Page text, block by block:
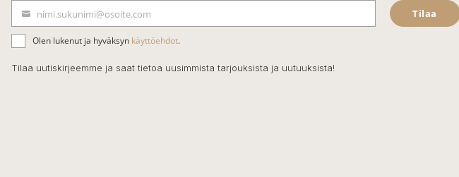
ä
h
k
nimi.sukunimi@osoite.com Tilaa
Olen lukenut ja hyväksyn käyttöehdot.
Tilaa uutiskirjeemme ja saat tietoa uusimmista tarjouksista ja uutuuksista!